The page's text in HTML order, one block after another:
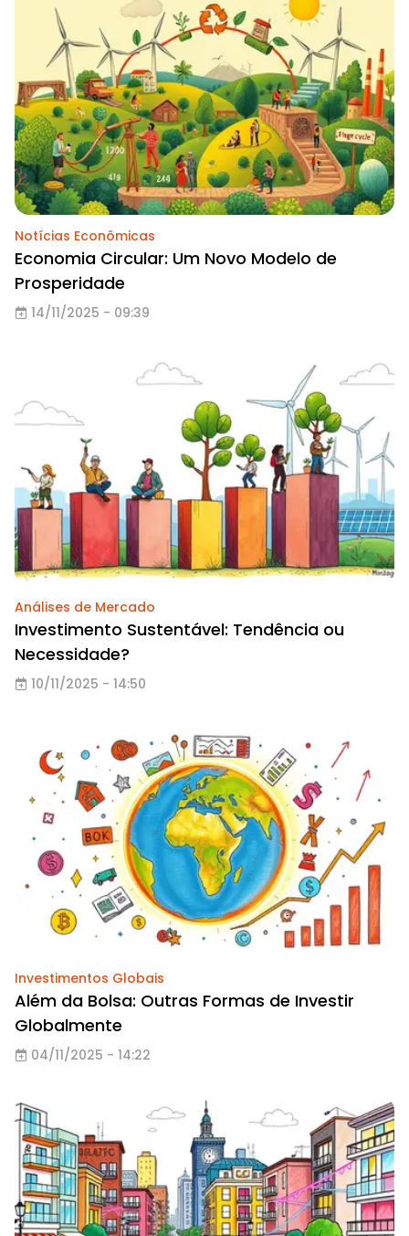
Notícias Econômicas
Economia Circular: Um Novo Modelo de
Prosperidade
14/11/2025 - 09:39
Análises de Mercado
Investimento Sustentável: Tendência ou
Necessidade?
10/11/2025 - 14:50
Investimentos Globais
Além da Bolsa: Outras Formas de Investir
Globalmente
04/11/2025 - 14:22